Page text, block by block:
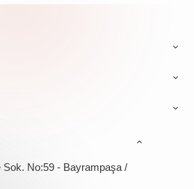
Sok. No:59 - Bayrampaşa /